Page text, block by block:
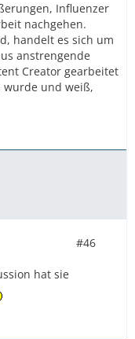
Influenzer
nachgehen.
handelt es sich um
anstrengende
Creator gearbeitet
und weiß,
#46
hat sie